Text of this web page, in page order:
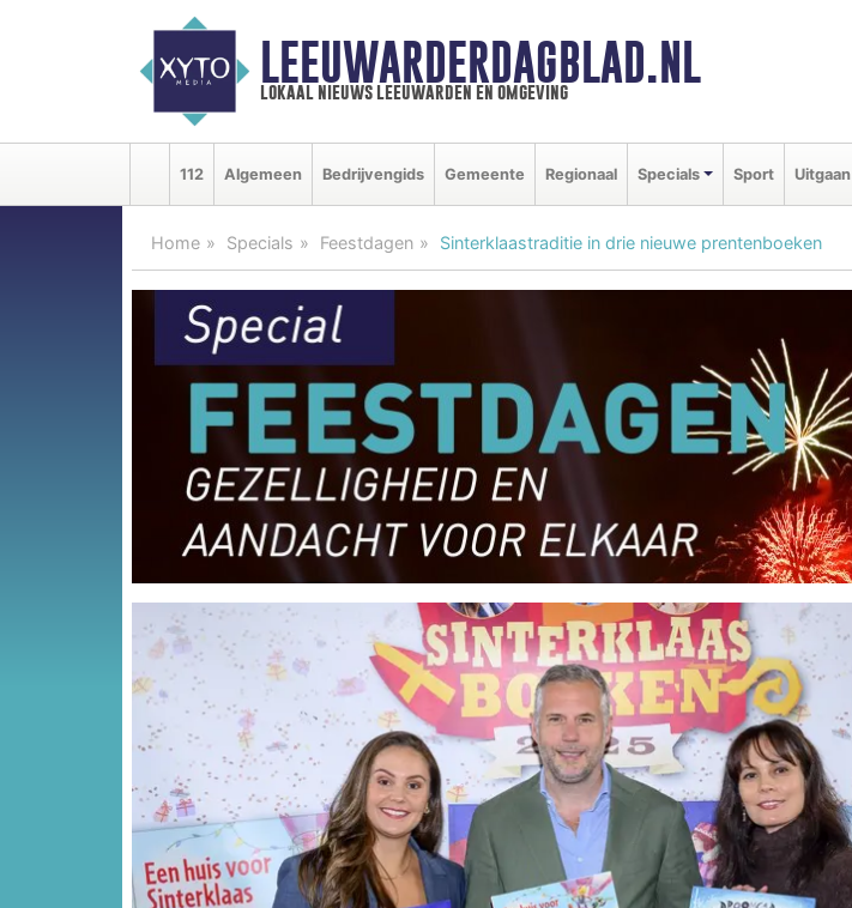
LEEUWARDERDAGBLAD.NL
lokaal nieuws leeuwarden en omgeving
112 Algemeen Bedrijvengids Gemeente Regionaal Specials Sport Uitgaan
Home Specials Feestdagen Sinterklaastraditie in drie nieuwe prentenboeken